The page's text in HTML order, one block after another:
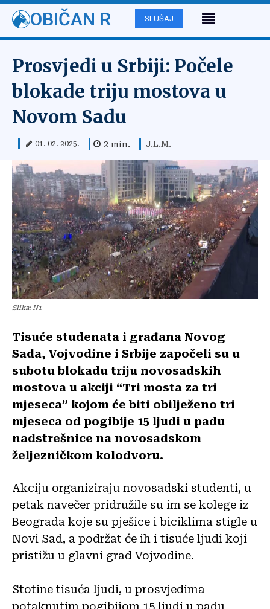
OBIČAN R SLUŠAJ
Prosvjedi u Srbiji: Počele
blokade triju mostova u
Novom Sadu
01. 02. 2025. 2 min. J.L.M.
Slika: N1
Tisuće studenata i građana Novog
Sada, Vojvodine i Srbije započeli su u
subotu blokadu triju novosadskih
mostova u akciji “Tri mosta za tri
mjeseca” kojom će biti obilježeno tri
mjeseca od pogibije 15 ljudi u padu
nadstrešnice na novosadskom
željezničkom kolodvoru.
Akciju organiziraju novosadski studenti, u
petak navečer pridružile su im se kolege iz
Beograda koje su pješice i biciklima stigle u
Novi Sad, a podržat će ih i tisuće ljudi koji
pristižu u glavni grad Vojvodine.
Stotine tisuća ljudi, u prosvjedima
potaknutim pogibijom 15 ljudi u padu